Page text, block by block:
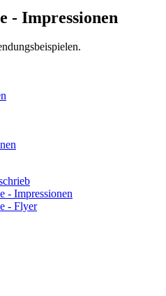
- Impressionen
- Impressionen
- Flyer